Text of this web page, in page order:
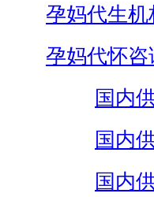
孕妈代生机
孕妈代怀咨
国内
国内
国内